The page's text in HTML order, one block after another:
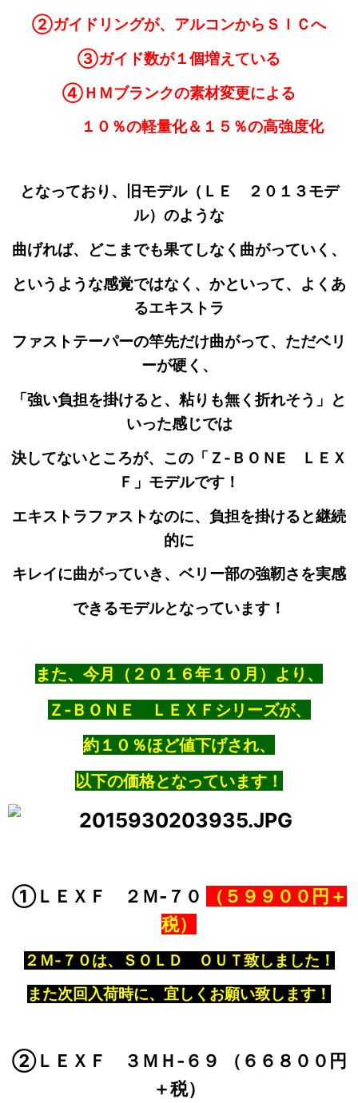
②ガイドリングが、アルコンからＳＩＣへ
③ガイド数が１個増えている
④ＨＭブランクの素材変更による
１０％の軽量化＆１５％の高強度化
となっており、旧モデル（ＬＥ ２０１３モデ
ル）のような
曲げれば、どこまでも果てしなく曲がっていく、
というような感覚ではなく、かといって、よくあ
るエキストラ
ファストテーパーの竿先だけ曲がって、ただベリ
ーが硬く、
「強い負担を掛けると、粘りも無く折れそう」と
いった感じでは
決してないところが、この「Ｚ‐ＢＯＮE ＬＥＸ
Ｆ」モデルです！
エキストラファストなのに、負担を掛けると継続
的に
キレイに曲がっていき、ベリー部の強靭さを実感
できるモデルとなっています！
また、今月（２０１６年１０月）より、
Ｚ‐ＢＯＮＥ ＬＥＸＦシリーズが、
約１０％ほど値下げされ、
以下の価格となっています！
①ＬＥＸＦ ２Ｍ‐７０
（５９９００円＋
税）
２Ｍ‐７０は、ＳＯＬＤ ＯＵＴ致しました！
また次回入荷時に、宜しくお願い致します！
②ＬＥＸＦ ３ＭＨ‐６９ （６６８００円
＋税）